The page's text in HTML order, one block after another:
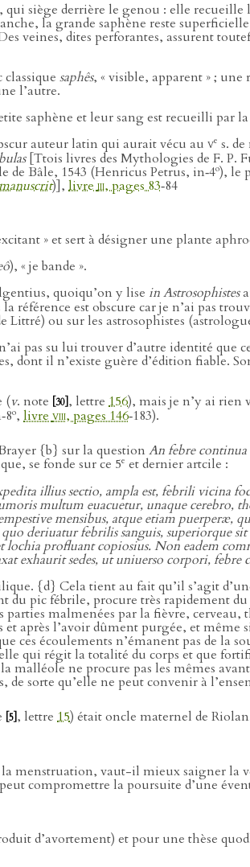
siège derrière le genou : elle
la grande saphène reste
veines, dites perforantes, assurent
classique saphês, « visible, apparent » ; une
l’autre.
saphène et leur sang est recueilli par
auteur latin qui aurait vécu au ve s.
[Ttois livres des Mythologies de F. P.
de Bâle, 1543 (Henricus Petrus, in‑4o), le
)], livreiii, pages 83‑84
» et sert à désigner une plante
), « je bande ».
quoiqu’on y lise in Astrosophistes
est obscure car je n’ai pas
ou sur les astrosophistes
pas su lui trouver d’autre identité
dont il n’existe guère d’édition fiable.
(v. note [30] , lettre 156), mais je n’y ai rien
o, livre viii, pages 146‑183).
{b} sur la question An febre
se fonde sur ce 5e et dernier artcile :
illius sectio, ampla est, febrili vicina
multum euacuetur, unaque cerebro,
mensibus, atque etiam puerperæ,
deriuatur febrilis sanguis, superiorque
profluant copiosius. Non eadem
exhaurit sedes, ut uniuerso corpori,
{d} Cela tient au fait qu’il s’agit
du pic fébrile, procure très rapidement
malmenées par la fièvre,
après l’avoir dûment purgée, et même
ces écoulements n’émanent pas de la
qui régit la totalité du corps et que
ne procure pas les mêmes
sorte qu’elle ne peut convenir à
[5] , lettre 15) était oncle maternel de
menstruation, vaut-il mieux saigner la
compromettre la poursuite d’une
d’avortement) et pour une thèse